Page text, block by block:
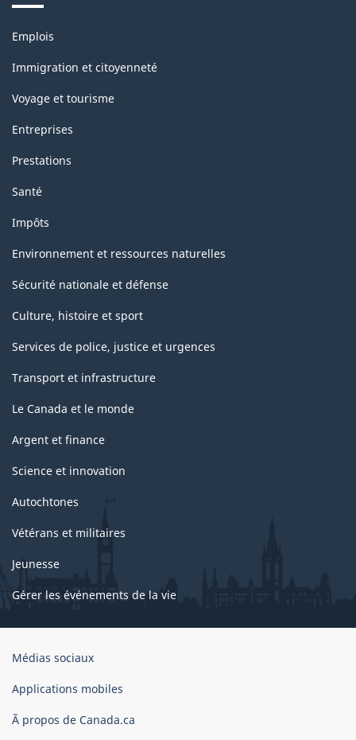
Thèmes
sujets
Emplois
Immigration et citoyenneté
Voyage et tourisme
Entreprises
Prestations
Santé
Impôts
Environnement et ressources naturelles
Sécurité nationale et défense
Culture, histoire et sport
Services de police, justice et urgences
Transport et infrastructure
Le Canada et le monde
Argent et finance
Science et innovation
Autochtones
Vétérans et militaires
Jeunesse
Gérer les événements de la vie
Organisation
gouvernement
Canada
Médias sociaux
Applications mobiles
Ã propos de Canada.ca